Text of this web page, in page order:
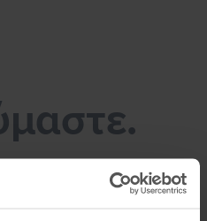
ένα διάλειμμα για
το πρόβλημα